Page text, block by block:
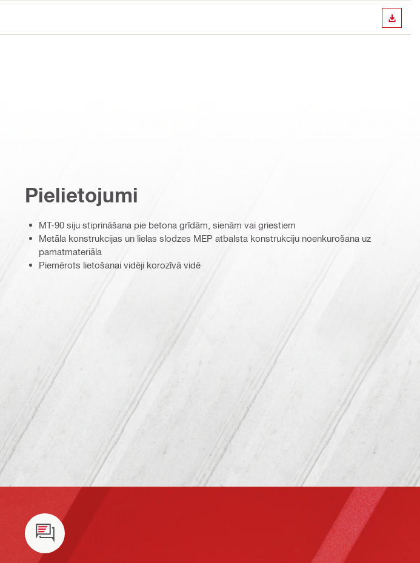
Pielietojumi
MT-90 siju stiprināšana pie betona grīdām, sienām vai griestiem
Metāla konstrukcijas un lielas slodzes MEP atbalsta konstrukciju noenkurošana uz
pamatmateriāla
Piemērots lietošanai vidēji korozīvā vidē